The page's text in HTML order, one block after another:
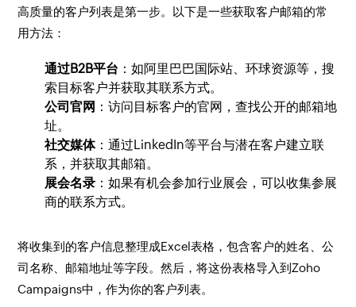
高质量的客户列表是第一步。以下是一些获取客户邮箱的常
用方法：
通过B2B平台 ：如阿里巴巴国际站、环球资源等，搜
索目标客户并获取其联系方式。
公司官网 ：访问目标客户的官网，查找公开的邮箱地
址。
社交媒体：通过LinkedIn等平台与潜在客户建立联
系，并获取其邮箱。
展会名录 ：如果有机会参加行业展会，可以收集参展
商的联系方式。
将收集到的客户信息整理成Excel表格，包含客户的姓名、公
司名称、邮箱地址等字段。然后，将这份表格导入到Zoho
Campaigns中，作为你的客户列表。